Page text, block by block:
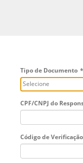
Tipo de Documento *
Selecione
CPF/CNPJ do
Código de Verificação